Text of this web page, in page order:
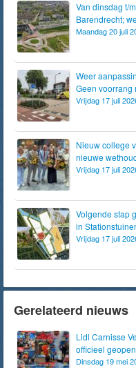
Van dinsdag t/
Barendrecht;
Maandag 20 juli
Weer
Geen voorrang
Vrijdag 17 juli
Nieuw college
nieuwe
Vrijdag 17 juli
Volgende stap
in
Vrijdag 17 juli
Gerelateerd nieuws
Lidl Carnisse
officieel
Dinsdag 19 mei